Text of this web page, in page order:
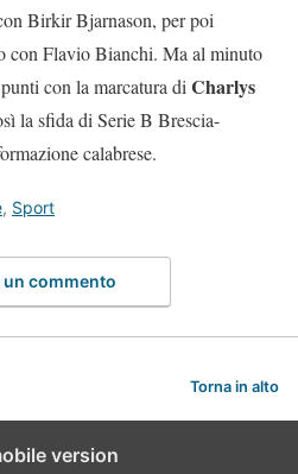
Birkir Bjarnason, per poi
con Flavio Bianchi. Ma al minuto
con la marcatura di Charlys
la sfida di Serie B Brescia-
calabrese.
, Sport
un commento
Torna in alto
version